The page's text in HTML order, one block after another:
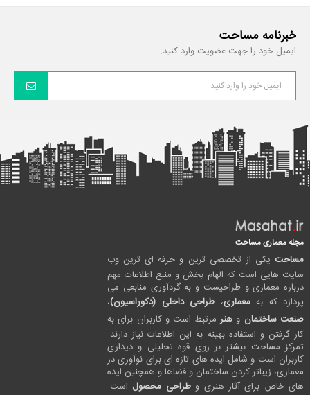
خبرنامه مساحت
ایمیل خود را جهت عضویت وارد کنید.
مجله معماری مساحت
مساحت یکی از تخصصی ترین و حرفه ای ترین وب
سایت هایی است که الهام بخش و منبع اطلاعات مهم
درباره معماری و طراحیست و به گردآوری منابعی می
پردازد که بهمعماری، طراحی داخلی (دکوراسیون)،
صنعت ساختمان و هنرمرتبط است و کاربران برای به
کار گرفتن و استفاده بهینه به این اطلاعات نیاز دارند.
تمرکز مساحت بیشتر بر روی قوه تحلیلی و دیداری
کاربران است و شامل ایده های تازه ای برای نوآوری در
معماری، زیباتر کردن ساختمان و فضاها و همچنین ایده
های خاص برای آثار هنری وطراحی محصول است.